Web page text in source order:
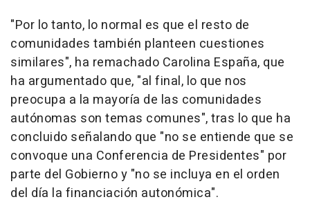
"Por lo tanto, lo normal es que el resto de
comunidades también planteen cuestiones
similares", ha remachado Carolina España, que
ha argumentado que, "al final, lo que nos
preocupa a la mayoría de las comunidades
autónomas son temas comunes", tras lo que ha
concluido señalando que "no se entiende que se
convoque una Conferencia de Presidentes" por
parte del Gobierno y "no se incluya en el orden
del día la financiación autonómica".